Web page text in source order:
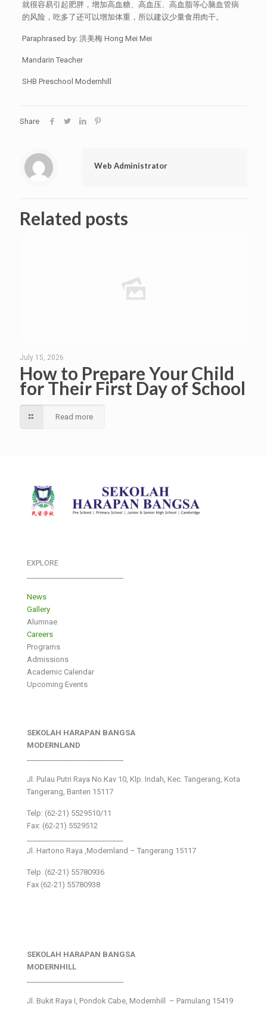
就很容易引起肥胖，增加高血糖、高血压、高血脂等心脑血管病
的风险，吃多了还可以增加体重，所以建议少量食用肉干。
Paraphrased by: 洪美梅 Hong Mei Mei
Mandarin Teacher
SHB Preschool Modernhill
Share
Web Administrator
Related posts
July 15, 2026
How to Prepare Your Child
for Their First Day of School
Read more
EXPLORE
News
Gallery
Alumnae
Careers
Programs
Admissions
Academic Calendar
Upcoming Events
SEKOLAH HARAPAN BANGSA
MODERNLAND
Jl. Pulau Putri Raya No.Kav 10, Klp. Indah, Kec. Tangerang, Kota
Tangerang, Banten 15117
Telp: (62-21) 5529510/11
Fax: (62-21) 5529512
Jl. Hartono Raya ,Modernland – Tangerang 15117
Telp. (62-21) 55780936
Fax (62-21) 55780938
SEKOLAH HARAPAN BANGSA
MODERNHILL
Jl. Bukit Raya I, Pondok Cabe, Modernhill – Pamulang 15419